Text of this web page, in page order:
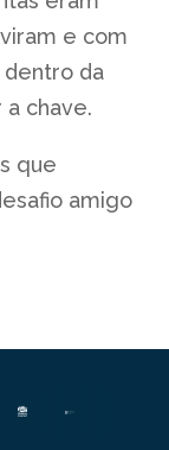
e com
dentro da
chave.
que
amigo